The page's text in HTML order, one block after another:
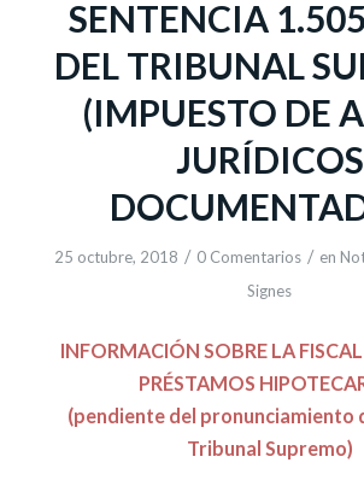
SENTENCIA
DEL TRIBUNAL
(IMPUESTO DE
JURÍDICOS
25 octubre, 2018 / 0 Comentarios / en
Signes
INFORMACIÓN SOBRE LA
PRÉSTAMOS
(pendiente del pronunciamiento
Tribunal Supremo)